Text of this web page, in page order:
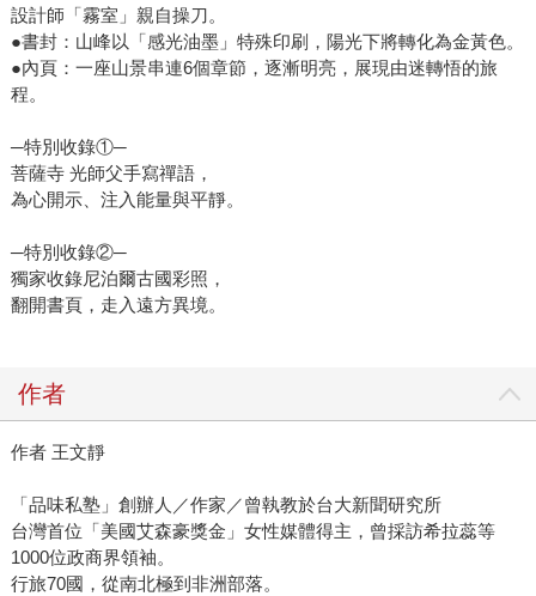
設計師「霧室」親自操刀。
●書封：山峰以「感光油墨」特殊印刷，陽光下將轉化為金黃色。
●內頁：一座山景串連6個章節，逐漸明亮，展現由迷轉悟的旅
程。
─特別收錄①─
菩薩寺 光師父手寫禪語，
為心開示、注入能量與平靜。
─特別收錄②─
獨家收錄尼泊爾古國彩照，
翻開書頁，走入遠方異境。
作者
作者 王文靜
「品味私塾」創辦人／作家／曾執教於台大新聞研究所
台灣首位「美國艾森豪獎金」女性媒體得主，曾採訪希拉蕊等
1000位政商界領袖。
行旅70國，從南北極到非洲部落。